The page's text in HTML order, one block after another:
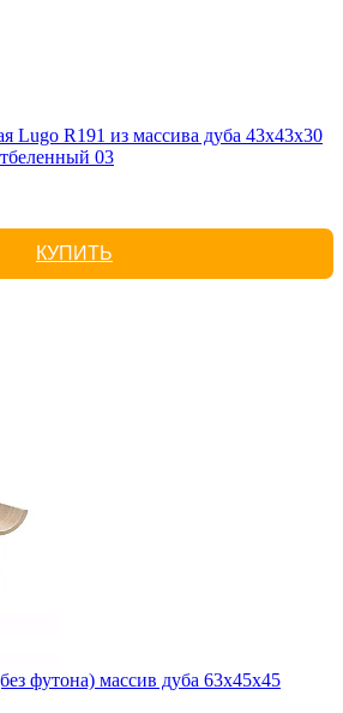
Lugo R191 из массива дуба 43х43х30
03
КУПИТЬ
футона) массив дуба 63х45х45